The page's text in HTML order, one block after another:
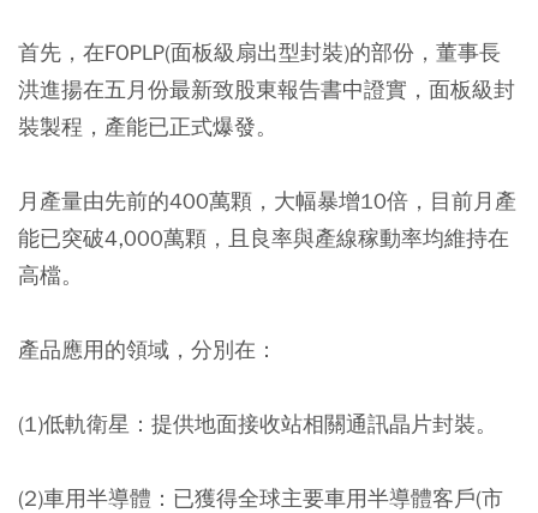
首先，在FOPLP(面板級扇出型封裝)的部份，董事長
洪進揚在五月份最新致股東報告書中證實，面板級封
裝製程，產能已正式爆發。
月產量由先前的400萬顆，大幅暴增10倍，目前月產
能已突破4,000萬顆，且良率與產線稼動率均維持在
高檔。
產品應用的領域，分別在：
(1)低軌衛星： 提供地面接收站相關通訊晶片封裝。
(2)車用半導體： 已獲得全球主要車用半導體客戶(市